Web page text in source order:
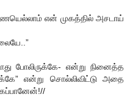
என் முகத்தில் அசடாய்
போலிருக்கே- என்று நினைத்த
என்று சொல்லிவிட்டு அதை